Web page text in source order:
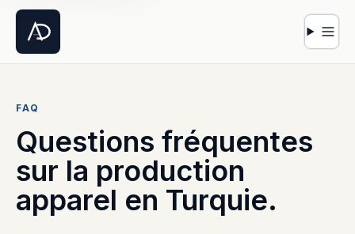
FAQ
Questions fréquentes
sur la production
apparel en Turquie.